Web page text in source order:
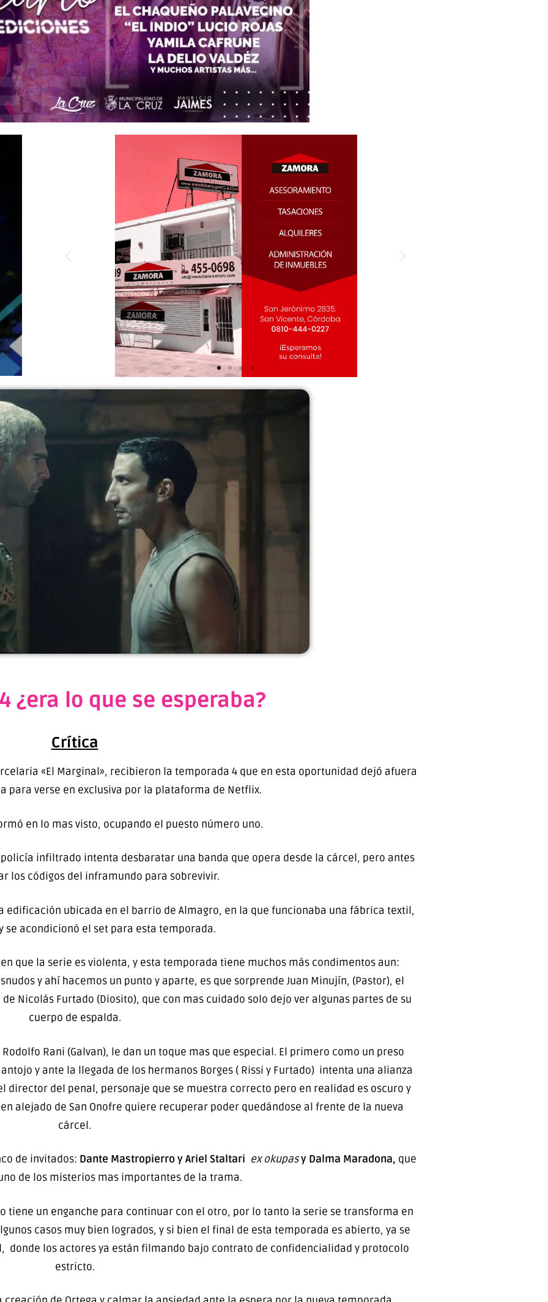
¿era lo que se esperaba?
Crítica
«El Marginal», recibieron la temporada 4 que en esta oportunidad dejó afuera
para verse en exclusiva por la plataforma de Netflix.
en lo mas visto, ocupando el puesto número uno.
infiltrado intenta desbaratar una banda que opera desde la cárcel, pero antes
los códigos del inframundo para sobrevivir.
edificación ubicada en el barrio de Almagro, en la que funcionaba una fábrica textil,
se acondicionó el set para esta temporada.
que la serie es violenta, y esta temporada tiene muchos más condimentos aun:
y ahí hacemos un punto y aparte, es que sorprende Juan Minujín, (Pastor), el
Nicolás Furtado (Diosito), que con mas cuidado solo dejo ver algunas partes de su
cuerpo de espalda.
Rani (Galvan), le dan un toque mas que especial. El primero como un preso
y ante la llegada de los hermanos Borges ( Rissi y Furtado) intenta una alianza
director del penal, personaje que se muestra correcto pero en realidad es oscuro y
alejado de San Onofre quiere recuperar poder quedándose al frente de la nueva
cárcel.
de invitados: Dante Mastropierro y Ariel Staltari ex okupasy Dalma Maradona, que
de los misterios mas importantes de la trama.
tiene un enganche para continuar con el otro, por lo tanto la serie se transforma en
casos muy bien logrados, y si bien el final de esta temporada es abierto, ya se
donde los actores ya están filmando bajo contrato de confidencialidad y protocolo
estricto.